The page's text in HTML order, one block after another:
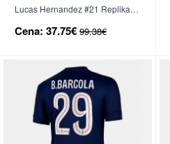
Lucas Hernandez #21 Replika
26 Kratek Rokav
Cena: 37.75€ 99.38€